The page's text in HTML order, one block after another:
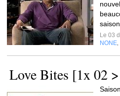
Le 03
NONE
Love Bites [1x 02